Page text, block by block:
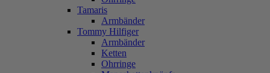
Tamaris
Armbänder
Tommy Hilfiger
Armbänder
Ketten
Ohrringe